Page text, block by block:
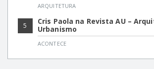
ARQUITETURA
5
Cris Paola na Revista AU –
Urbanismo
ACONTECE